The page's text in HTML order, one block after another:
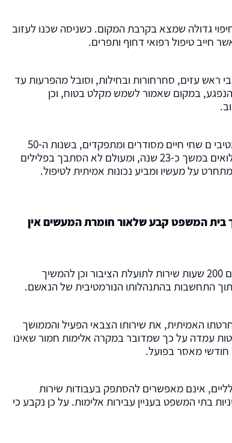
גדולה שמצא בקרבת המקום. כשניסה שכנו לעזוב
חייב טיפול רפואי דחוף ותפרים.
ראש עזים, סחרחורות ובחילות, וסובל מהפרעות עד
במקום שאמור לשמש מקלט בטוח, וכן
מתסקיר שירות המבחן שהוגש לבית המשפט התברר שהתוקף הוא אדם נורמטיבי ם שחי חיים מסודרים ומתפקדים, בשנות ה-50
לחייו, נשוי ואב לארבעה ילדים בוגרים, שירת שירות צבאי מלא וכן שירת במילואים במשך כ-23 שנה, ומעולם לא הסתבך בפלילים
על מעשיו ומביע נכונות אמיתית לטיפול.
בית המשפט קבע שלאור חומרת המעשים אין
שירות המבחן, שבוחן בעיקר שיקולים שיקומיים, המליץ לגזור על השכן הנאשם 200 שעות שירות לתועלת הציבור וכן להמשיך
התחשבות בהתנהלותו הנורמטיבית של הנאשם.
האמיתית, את שירותו הצבאי הפעיל והממושך
עמדה על כך שמדובר במקרה אלימות חמור שאינו
אינם מאפשרים להסתפק בעבודות שירות
בתי המשפט בעניין עבירות אלימות. על כן נקבע כי